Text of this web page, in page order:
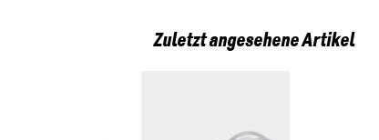
Zuletzt angesehene Artikel